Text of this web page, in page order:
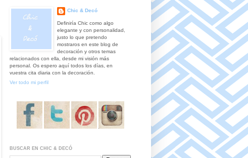
Chic & Decó
Definiría Chic como algo
elegante y con personalidad,
justo lo que pretendo
mostraros en este blog de
decoración y otros temas
relacionados con ella, desde mi visión más
personal. Os espero aquí todos los días, en
vuestra cita diaria con la decoración.
Ver todo mi perfil
BUSCAR EN CHIC & DECÓ